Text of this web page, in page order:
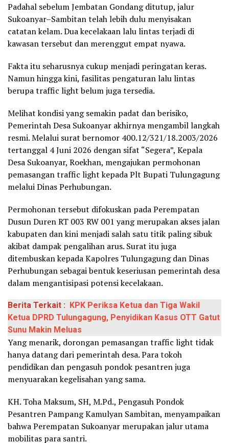
Padahal sebelum Jembatan Gondang ditutup, jalur
Sukoanyar–Sambitan telah lebih dulu menyisakan
catatan kelam. Dua kecelakaan lalu lintas terjadi di
kawasan tersebut dan merenggut empat nyawa.
Fakta itu seharusnya cukup menjadi peringatan keras.
Namun hingga kini, fasilitas pengaturan lalu lintas
berupa traffic light belum juga tersedia.
Melihat kondisi yang semakin padat dan berisiko,
Pemerintah Desa Sukoanyar akhirnya mengambil langkah
resmi. Melalui surat bernomor 400.12/321/18.2003/2026
tertanggal 4 Juni 2026 dengan sifat “Segera”, Kepala
Desa Sukoanyar, Roekhan, mengajukan permohonan
pemasangan traffic light kepada Plt Bupati Tulungagung
melalui Dinas Perhubungan.
Permohonan tersebut difokuskan pada Perempatan
Dusun Duren RT 003 RW 001 yang merupakan akses jalan
kabupaten dan kini menjadi salah satu titik paling sibuk
akibat dampak pengalihan arus. Surat itu juga
ditembuskan kepada Kapolres Tulungagung dan Dinas
Perhubungan sebagai bentuk keseriusan pemerintah desa
dalam mengantisipasi potensi kecelakaan.
Berita Terkait : KPK Periksa Ketua dan Tiga Wakil
Ketua DPRD Tulungagung, Penyidikan Kasus OTT Gatut
Sunu Makin Meluas
Yang menarik, dorongan pemasangan traffic light tidak
hanya datang dari pemerintah desa. Para tokoh
pendidikan dan pengasuh pondok pesantren juga
menyuarakan kegelisahan yang sama.
KH. Toha Maksum, SH, M.Pd., Pengasuh Pondok
Pesantren Pampang Kamulyan Sambitan, menyampaikan
bahwa Perempatan Sukoanyar merupakan jalur utama
mobilitas para santri.